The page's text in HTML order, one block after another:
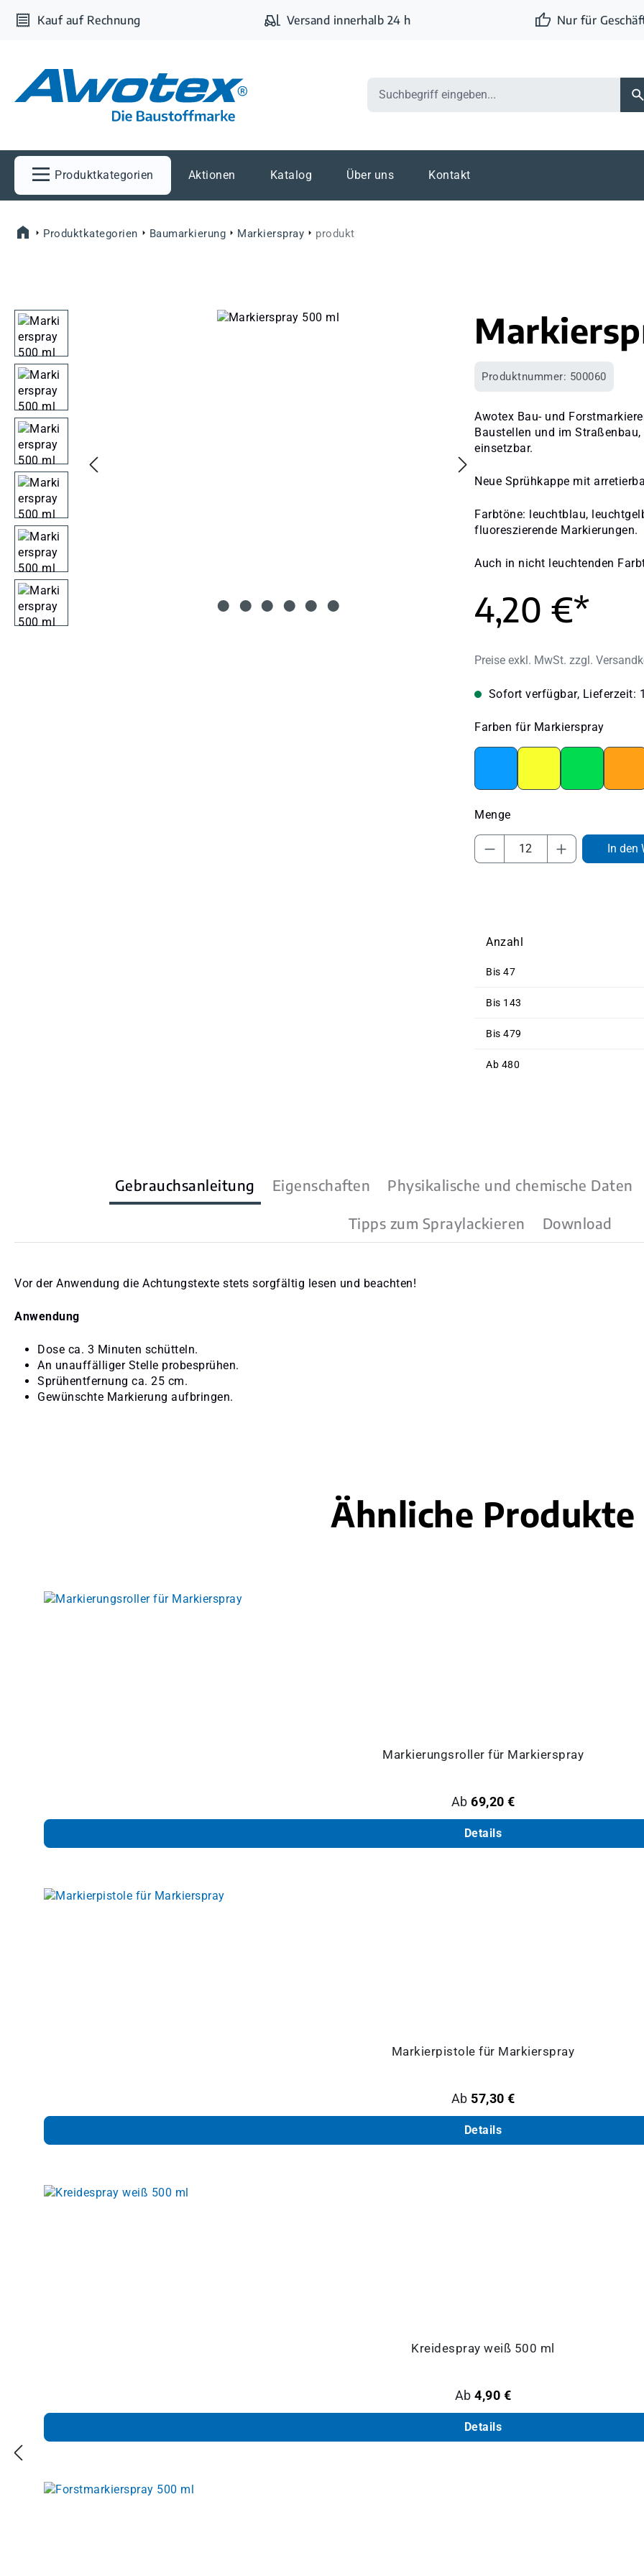
Hauptinhalt springen
Zur Suche springen
Zur Hauptnavigation springen
Kauf auf Rechnung Versand innerhalb 24 h Nur für
Produktkategorien Aktionen Katalog Über uns Kontakt
Produktkategorien Baumarkierung Markierspray produkt
Bildergalerie überspringen
Produktnummer: 500060
Awotex Bau- und
Baustellen und im
einsetzbar.
Neue Sprühkappe mit
Farbtöne: leuchtblau,
fluoreszierende Markierungen.
Auch in nicht leuchtenden
4,20 €*
Preise exkl. MwSt. zzgl.
Sofort verfügbar, Lieferzeit:
Farben für Markierspray
Produkt Anzahl: Gib
In den
Anzahl
Bis 47
Bis 143
Bis 479
Ab 480
Gebrauchsanleitung Eigenschaften Physikalische und chemische Daten
Tipps zum Spraylackieren Download
Vor der Anwendung die Achtungstexte stets sorgfältig lesen und beachten!
Anwendung
Dose ca. 3 Minuten schütteln.
An unauffälliger Stelle probesprühen.
Sprühentfernung ca. 25 cm.
Gewünschte Markierung aufbringen.
Ähnliche Produkte
Markierungsroller für Markierspray
Regulärer Preis:
Ab 69,20 €
Details
Markierpistole für Markierspray
Regulärer Preis:
Ab 57,30 €
Details
Kreidespray weiß 500 ml
Regulärer Preis:
Ab4,90 €
Details